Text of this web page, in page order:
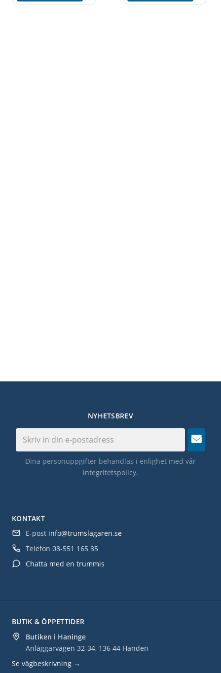
BUTIK & ÖPPETTIDER
Butiken i Haninge
Anläggarvägen 32-34, 136 44 Handen
Se vägbeskrivning →
KONTAKT
E-post info@trumslagaren.se
Telefon 08-551 165 35
Chatta med en trummis
NYHETSBREV
Dina personuppgifter behandlas i enlighet med vår
integritetspolicy.